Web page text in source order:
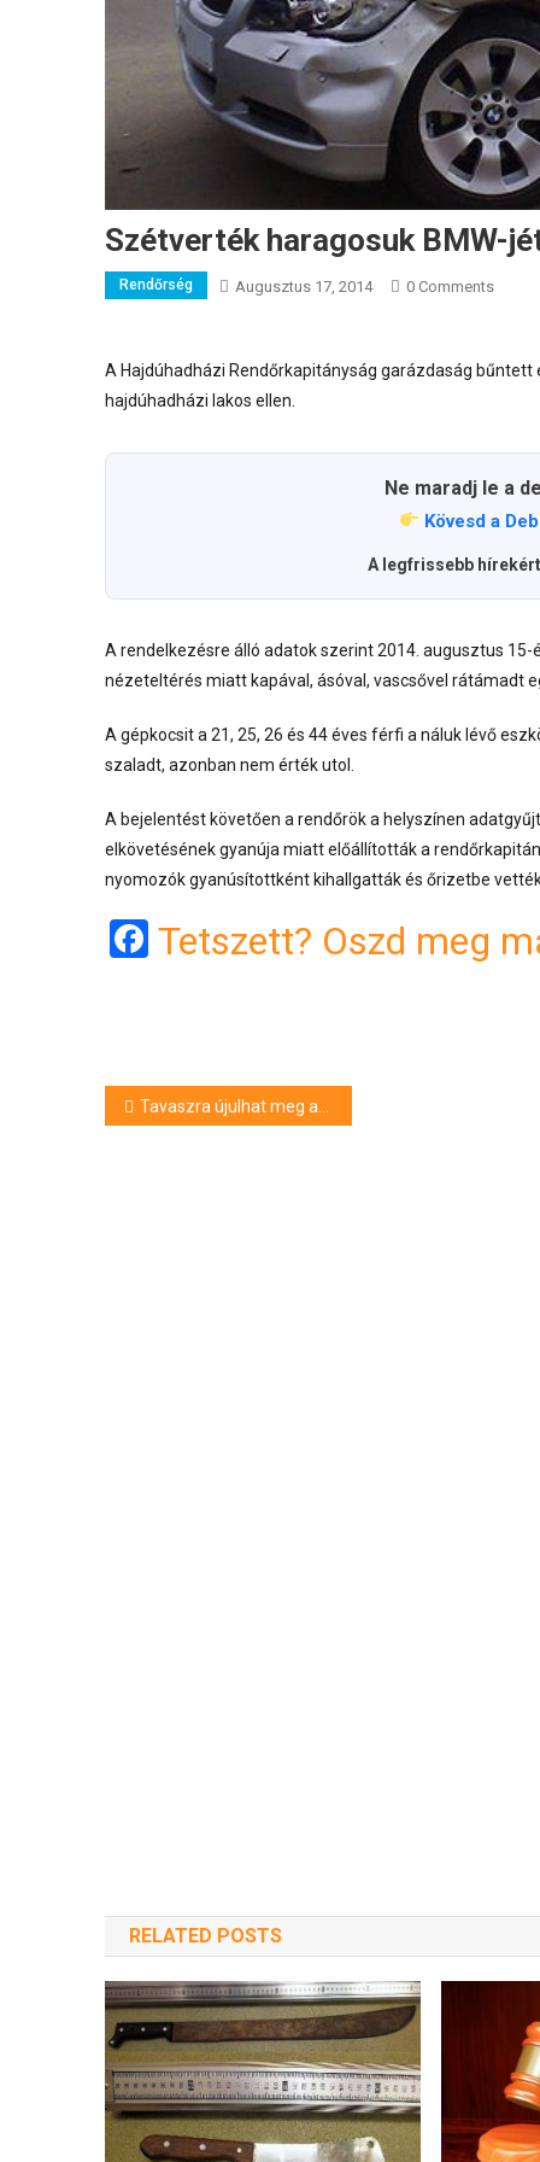
Szétverték haragosuk BMW-
Rendőrség Augusztus 17, 2014 0 Comments
A Hajdúhadházi Rendőrkapitányság garázdaság
hajdúhadházi lakos ellen.
Ne maradj le a
Kövesd a
A legfrissebb
A rendelkezésre álló adatok szerint 2014. augusztus
nézeteltérés miatt kapával, ásóval, vascsővel rátámadt
A gépkocsit a 21, 25, 26 és 44 éves férfi a náluk lévő
szaladt, azonban nem érték utol.
A bejelentést követően a rendőrök a helyszínen
elkövetésének gyanúja miatt előállították a
nyomozók gyanúsítottként kihallgatták és őrizetbe
Facebook
Tetszett? Oszd meg
Bejegyzés
Tavaszra újulhat meg a Régi Városháza
RELATED POSTS